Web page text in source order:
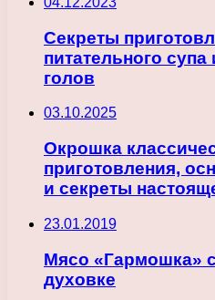
Секреты
питательного
голов
03.10.2025
Окрошка
приготовления,
и секреты
23.01.2019
Мясо «Гармошка»
духовке